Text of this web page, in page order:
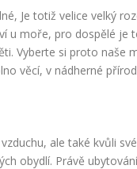
Je totiž velice velký
u moře, pro dospělé je
Vyberte si proto naše
věcí, v nádherné
ale také kvůli
obydlí. Právě